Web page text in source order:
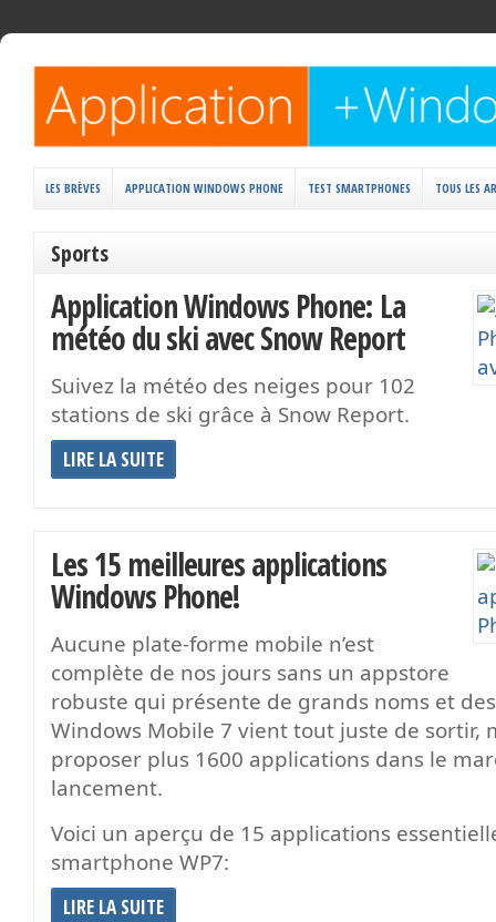
LES BRÈVES APPLICATION WINDOWS PHONE TEST SMARTPHONES TOUS LES
Sports
Application Windows Phone: La
météo du ski avec Snow Report
Suivez la météo des neiges pour 102
stations de ski grâce à Snow Report.
LIRE LA SUITE
Les 15 meilleures applications
Windows Phone!
Aucune plate-forme mobile n’est
complète de nos jours sans un appstore
robuste qui présente de grands noms et
Windows Mobile 7 vient tout juste de sortir,
proposer plus 1600 applications dans le
lancement.
Voici un aperçu de 15 applications
smartphone WP7:
LIRE LA SUITE